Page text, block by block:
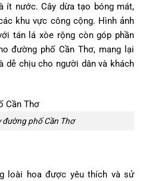
ít nước. Cây dừa tạo bóng mát,
khu vực công cộng. Hình ảnh
tán lá xòe rộng còn góp phần
đường phố Cần Thơ, mang lại
dễ chịu cho người dân và khách
đường phố Cần Thơ
loài hoa được yêu thích và sử